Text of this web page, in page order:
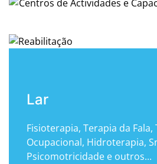
Lar
Fisioterapia, Terapia da Fala,
Ocupacional, Hidroterapia,
Psicomotricidade e outros...